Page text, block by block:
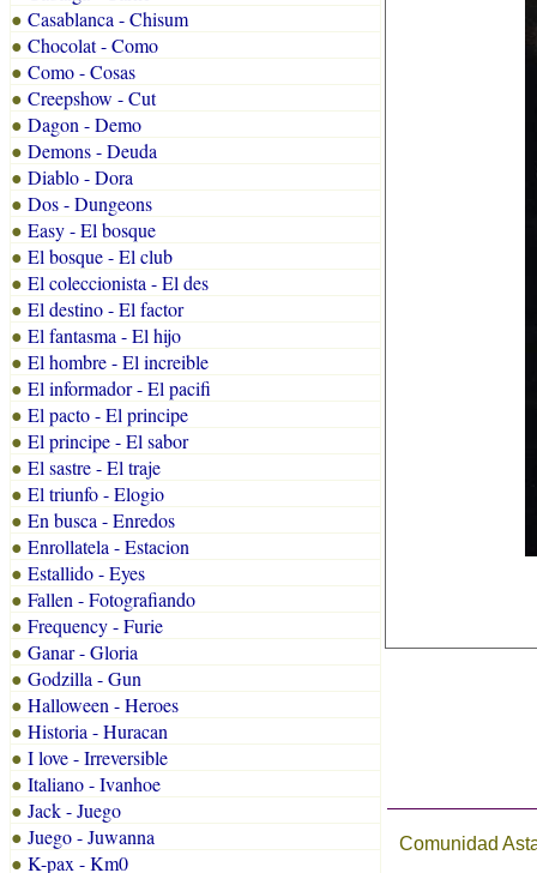
● Casablanca - Chisum
● Chocolat - Como
● Como - Cosas
● Creepshow - Cut
● Dagon - Demo
● Demons - Deuda
● Diablo - Dora
● Dos - Dungeons
● Easy - El bosque
● El bosque - El club
● El coleccionista - El des
● El destino - El factor
● El fantasma - El hijo
● El hombre - El increible
● El informador - El pacifi
● El pacto - El principe
● El principe - El sabor
● El sastre - El traje
● El triunfo - Elogio
● En busca - Enredos
● Enrollatela - Estacion
● Estallido - Eyes
● Fallen - Fotografiando
● Frequency - Furie
● Ganar - Gloria
● Godzilla - Gun
● Halloween - Heroes
● Historia - Huracan
● I love - Irreversible
● Italiano - Ivanhoe
● Jack - Juego
● Juego - Juwanna
● K-pax - Km0
Comunidad